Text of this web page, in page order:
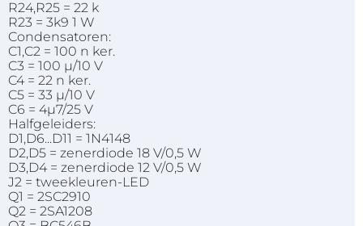
R24,R25 = 22 k
R23 = 3k9 1 W
Condensatoren:
C1,C2 = 100 n ker.
C3 = 100 µ/10 V
C4 = 22 n ker.
C5 = 33 µ/10 V
C6 = 4µ7/25 V
Halfgeleiders:
D1,D6...D11 = 1N4148
D2,D5 = zenerdiode 18 V/0,5 W
D3,D4 = zenerdiode 12 V/0,5 W
J2 = tweekleuren-LED
Q1 = 2SC2910
Q2 = 2SA1208